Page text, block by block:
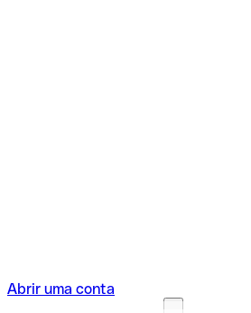
Abrir uma conta